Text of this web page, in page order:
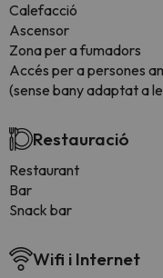
Calefacció
Ascensor
Zona per a fumadors
Accés per a persones
(sense bany adaptat a
Restauració
Restaurant
Bar
Snack bar
Wifi i Internet